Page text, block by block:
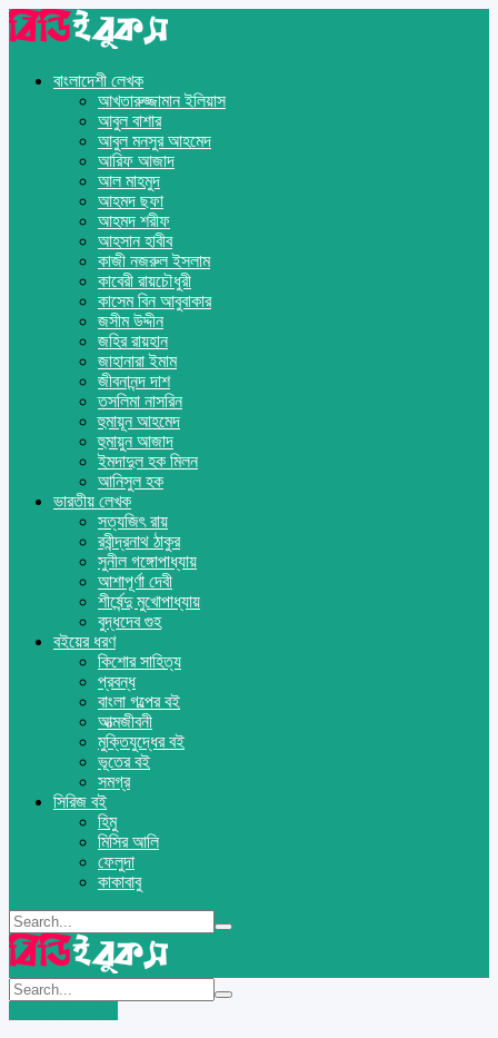
বাংলাদেশী লেখক
আখতারুজ্জামান ইলিয়াস
আবুল বাশার
আবুল মনসুর আহমেদ
আরিফ আজাদ
আল মাহমুদ
আহমদ ছফা
আহমদ শরীফ
আহসান হাবীব
কাজী নজরুল ইসলাম
কাবেরী রায়চৌধুরী
কাসেম বিন আবুবাকার
জসীম উদ্দীন
জহির রায়হান
জাহানারা ইমাম
জীবনানন্দ দাশ
তসলিমা নাসরিন
হুমায়ূন আহমেদ
হুমায়ুন আজাদ
ইমদাদুল হক মিলন
আনিসুল হক
ভারতীয় লেখক
সত্যজিৎ রায়
রবীন্দ্রনাথ ঠাকুর
সুনীল গঙ্গোপাধ্যায়
আশাপূর্ণা দেবী
শীর্ষেন্দু মুখোপাধ্যায়
বুদ্ধদেব গুহ
বইয়ের ধরণ
কিশোর সাহিত্য
প্রবন্ধ
বাংলা গল্পের বই
আত্মজীবনী
মুক্তিযুদ্ধের বই
ভূতের বই
সমগ্র
সিরিজ বই
হিমু
মিসির আলি
ফেলুদা
কাকাবাবু